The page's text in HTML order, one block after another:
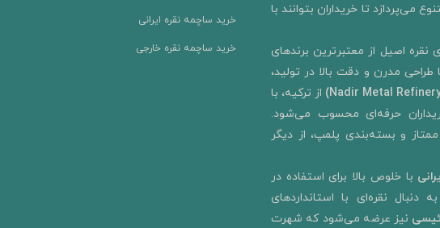
می‌پردازد تا خریداران بتوانند با
اصیل از معتبرترین برندهای
طراحی مدرن و دقت بالا در تولید،
از ترکیه، با
خریداران حرفه‌ای محسوب می‌شود.
و بسته‌بندی پلمپ، از دیگر
با خلوص بالا برای استفاده در
نقره‌ای با استانداردهای
نیز عرضه می‌شود که شهرت
خرید ساچمه نقره ایرانی
خرید ساچمه نقره خارجی